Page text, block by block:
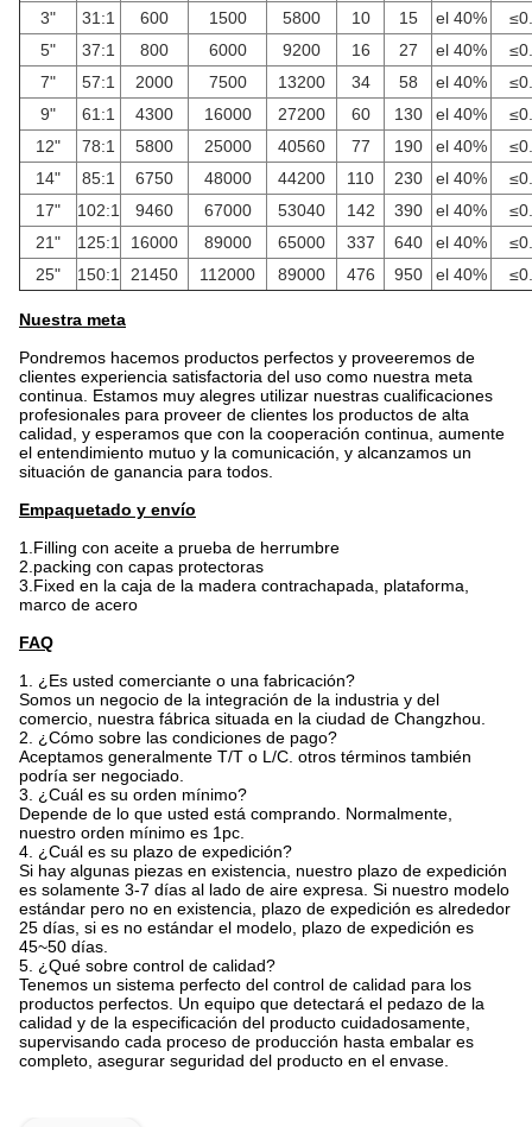
3" 31:1 600 1500 5800 10 15 el 40%
5"
37:1 800 6000 9200 16 27 el 40%
7"
57:1 2000 7500 13200 34 58 el 40%
9"
61:1 4300 16000 27200 60 130 el 40%
12"
78:1 5800 25000 40560 77 190 el 40%
14"
85:1 6750 48000 44200 110 230 el 40%
17"
102:1 9460 67000 53040 142 390 el 40%
21"
125:1 16000 89000 65000 337 640 el 40%
25"
150:1 21450 112000 89000 476 950 el 40%
Nuestra meta
Pondremos hacemos productos perfectos y proveeremos de
clientes experiencia satisfactoria del uso como nuestra meta
continua. Estamos muy alegres utilizar nuestras cualificaciones
profesionales para proveer de clientes los productos de alta
calidad, y esperamos que con la cooperación continua, aumente
el entendimiento mutuo y la comunicación, y alcanzamos un
situación de ganancia para todos.
Empaquetado y envío
1.Filling con aceite a prueba de herrumbre
2.packing con capas protectoras
3.Fixed en la caja de la madera contrachapada, plataforma,
marco de acero
FAQ
1. ¿Es usted comerciante o una fabricación?
Somos un negocio de la integración de la industria y del
comercio, nuestra fábrica situada en la ciudad de Changzhou.
2. ¿Cómo sobre las condiciones de pago?
Aceptamos generalmente T/T o L/C. otros términos también
podría ser negociado.
3. ¿Cuál es su orden mínimo?
Depende de lo que usted está comprando. Normalmente,
nuestro orden mínimo es 1pc.
4. ¿Cuál es su plazo de expedición?
Si hay algunas piezas en existencia, nuestro plazo de expedición
es solamente 3-7 días al lado de aire expresa. Si nuestro modelo
estándar pero no en existencia, plazo de expedición es alrededor
25 días, si es no estándar el modelo, plazo de expedición es
45~50 días.
5. ¿Qué sobre control de calidad?
Tenemos un sistema perfecto del control de calidad para los
productos perfectos. Un equipo que detectará el pedazo de la
calidad y de la especificación del producto cuidadosamente,
supervisando cada proceso de producción hasta embalar es
completo, asegurar seguridad del producto en el envase.